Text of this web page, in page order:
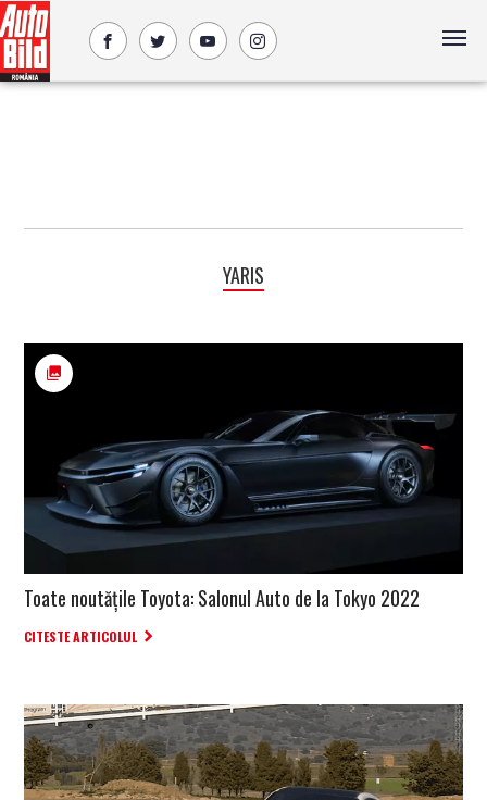
YARIS
Toate noutățile Toyota: Salonul Auto de la Tokyo 2022
CITESTE ARTICOLUL